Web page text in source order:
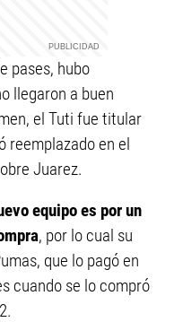
pases, hubo
llegaron a buen
el Tuti fue titular
reemplazado en el
Juarez.
equipo es por un
, por lo cual su
que lo pagó en
cuando se lo compró